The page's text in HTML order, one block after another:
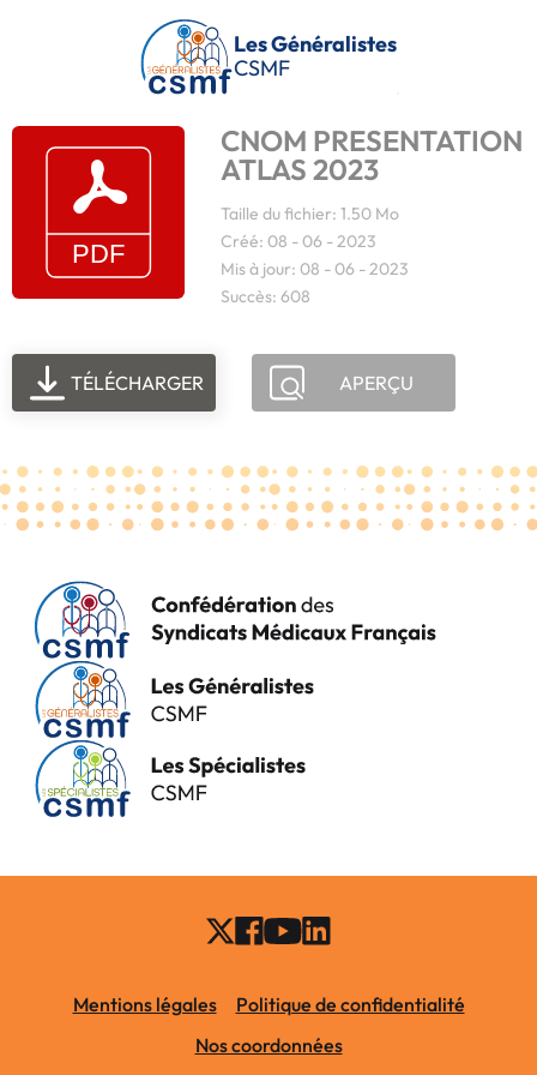
Passer au contenu principal
Les Généralistes
CSMF
CNOM PRESENTATION
ATLAS 2023
Taille du fichier: 1.50 Mo
Créé: 08 - 06 - 2023
Mis à jour: 08 - 06 - 2023
Succès: 608
TÉLÉCHARGER APERÇU
Mentions légales
Politique de confidentialité
Nos coordonnées